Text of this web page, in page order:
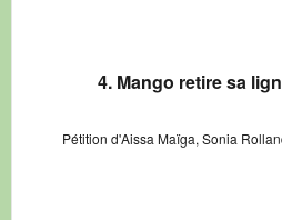
4. Mango retire sa
Pétition d'Aissa Maïga, Sonia